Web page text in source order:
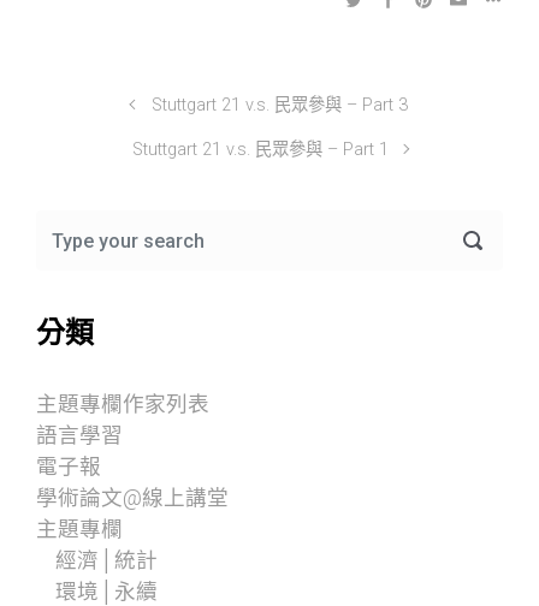
Stuttgart 21 v.s. 民眾參與 – Part 3
Stuttgart 21 v.s. 民眾參與 – Part 1
分類
主題專欄作家列表
語言學習
電子報
學術論文@線上講堂
主題專欄
經濟│統計
環境│永續